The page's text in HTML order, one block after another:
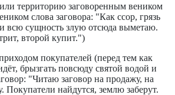
территорию заговоренным веником
слова заговора: "Как ссор, грязь
всю сущность злую отсюда выметаю.
второй купит.")
покупателей (перед тем как
брызгать повсюду святой водой и
"Читаю заговор на продажу, на
Покупатели найдутся, землю заберут.